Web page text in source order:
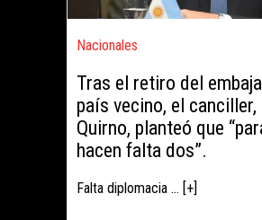
Nacionales
Tras el retiro del
país vecino, el canciller,
Quirno, planteó que
hacen falta dos”.
Falta diplomacia ... [+]